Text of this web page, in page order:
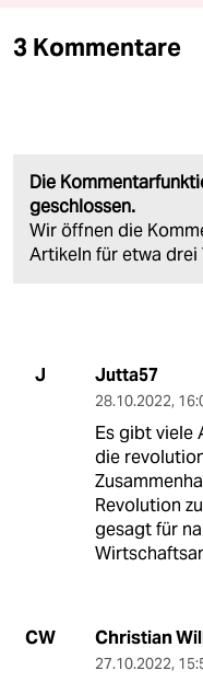
3 Kommentare
Die
geschlossen.
Wir öffnen die
Artikeln für etwa drei
J Jutta57
28.10.2022,
Es gibt viele
die
Revolution
gesagt für
CW Christian
27.10.2022,